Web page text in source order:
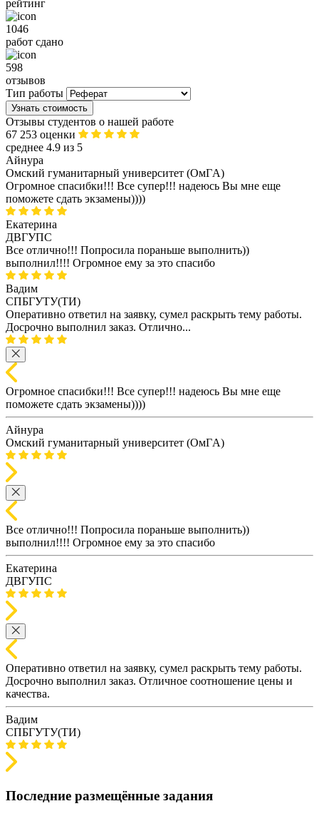
рейтинг
1046
работ сдано
598
отзывов
Тип работы
Узнать стоимость
Отзывы студентов о нашей работе
67 253 оценки
среднее 4.9 из 5
Айнура
Омский гуманитарный университет (ОмГA)
Огромное спасибки!!! Все супер!!! надеюсь Вы мне еще
поможете сдать экзамены))))
Екатерина
ДВГУПС
Все отлично!!! Попросила пораньше выполнить))
выполнил!!!! Огромное ему за это спасибо
Вадим
СПБГУТУ(ТИ)
Оперативно ответил на заявку, сумел раскрыть тему работы.
Досрочно выполнил заказ. Отлично...
Огромное спасибки!!! Все супер!!! надеюсь Вы мне еще
поможете сдать экзамены))))
Айнура
Омский гуманитарный университет (ОмГA)
Все отлично!!! Попросила пораньше выполнить))
выполнил!!!! Огромное ему за это спасибо
Екатерина
ДВГУПС
Оперативно ответил на заявку, сумел раскрыть тему работы.
Досрочно выполнил заказ. Отличное соотношение цены и
качества.
Вадим
СПБГУТУ(ТИ)
Последние размещённые задания